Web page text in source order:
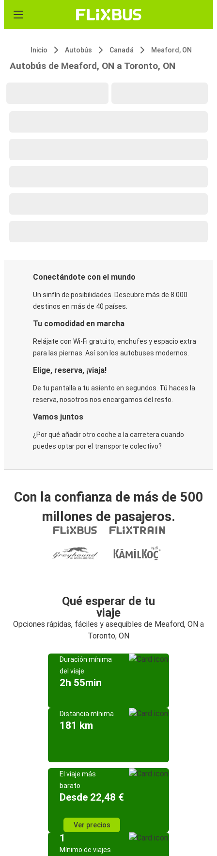
Inicio Autobús Canadá Meaford, ON
Autobús de Meaford, ON a Toronto, ON
Conectándote con el mundo
Un sinfín de posibilidades. Descubre más de 8.000
destinos en más de 40 países.
Tu comodidad en marcha
Relájate con Wi-Fi gratuito, enchufes y espacio extra
para las piernas. Así son los autobuses modernos.
Elige, reserva, ¡viaja!
De tu pantalla a tu asiento en segundos. Tú haces la
reserva, nosotros nos encargamos del resto.
Vamos juntos
¿Por qué añadir otro coche a la carretera cuando
puedes optar por el transporte colectivo?
Con la confianza de más de 500
millones de pasajeros.
Qué esperar de tu
viaje
Opciones rápidas, fáciles y asequibles de Meaford, ON a
Toronto, ON
Duración mínima
del viaje
2h 55min
Distancia mínima
181 km
El viaje más
barato
Desde 22,48 €
Ver precios
1
Mínimo de viajes